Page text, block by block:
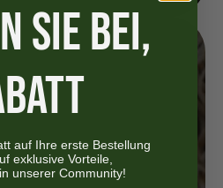
SIE BEI,
auf Ihre erste Bestellung
exklusive Vorteile,
unserer Community!